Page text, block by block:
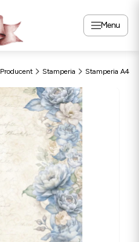
Menu
Producent Stamperia Stamperia A4